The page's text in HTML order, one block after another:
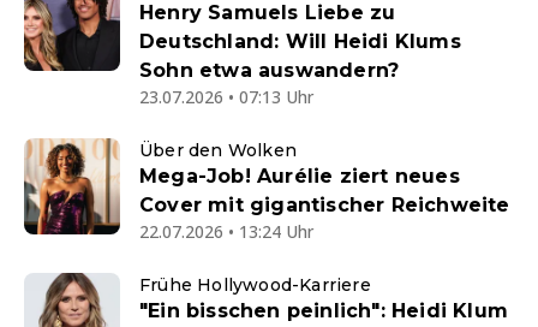
Henry Samuels Liebe zu
Deutschland: Will Heidi Klums
Sohn etwa auswandern?
23.07.2026 • 07:13 Uhr
Über den Wolken
Mega-Job! Aurélie ziert neues
Cover mit gigantischer Reichweite
22.07.2026 • 13:24 Uhr
Frühe Hollywood-Karriere
"Ein bisschen peinlich": Heidi Klum